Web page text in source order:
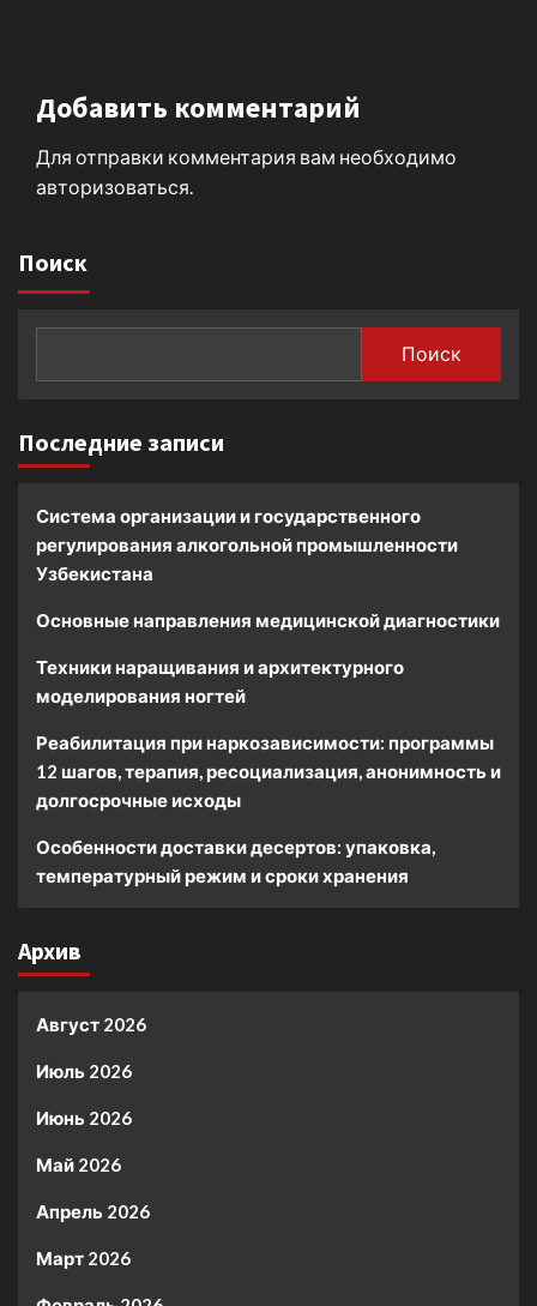
Добавить комментарий
Для отправки комментария вам необходимо
авторизоваться
Поиск
Поиск
Последние записи
Система организации и государственного
регулирования алкогольной промышленности
Узбекистана
Основные направления медицинской диагностики
Техники наращивания и архитектурного
моделирования ногтей
Реабилитация при наркозависимости: программы
12 шагов, терапия, ресоциализация, анонимность и
долгосрочные исходы
Особенности доставки десертов: упаковка,
температурный режим и сроки хранения
Архив
Август 2026
Июль 2026
Июнь 2026
Май 2026
Апрель 2026
Март 2026